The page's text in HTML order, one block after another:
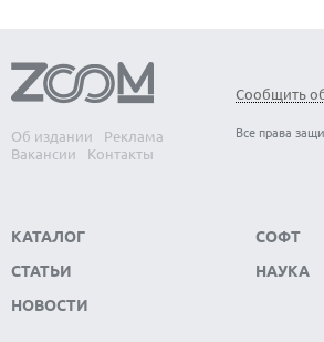
ANTHROPIC РАЗРАБАТЫВАЕТ
08.08.2026
SUNO ВНЕДРЯЕТ ВОДЯНЫЕ ЗНАКИ
ФОНЕ СУДЕБНЫХ РАЗБИРАТЕЛЬСТВ
Об издании
Реклама
Вакансии
Контакты
Сообщить
Все права
КАТАЛОГ
СТАТЬИ
НОВОСТИ
СОФТ
НАУКА